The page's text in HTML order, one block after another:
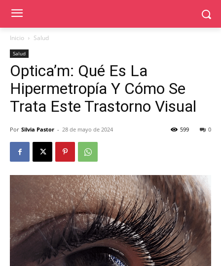
Inicio Salud
Salud
Optica’m: Qué Es La
Hipermetropía Y Cómo Se
Trata Este Trastorno Visual
Por Silvia Pastor - 28 de mayo de 2024 0
599